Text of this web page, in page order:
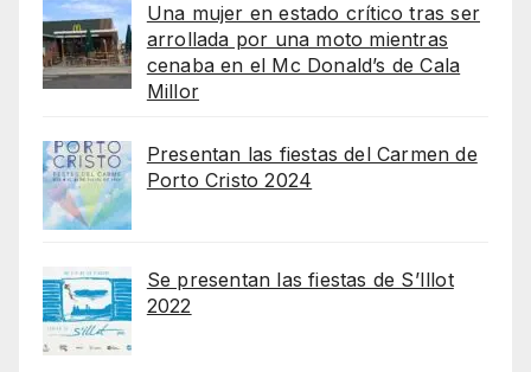
Una mujer en estado crítico tras ser
arrollada por una moto mientras
cenaba en el Mc Donald’s de Cala
Millor
Presentan las fiestas del Carmen de
Porto Cristo 2024
Se presentan las fiestas de S’Illot
2022